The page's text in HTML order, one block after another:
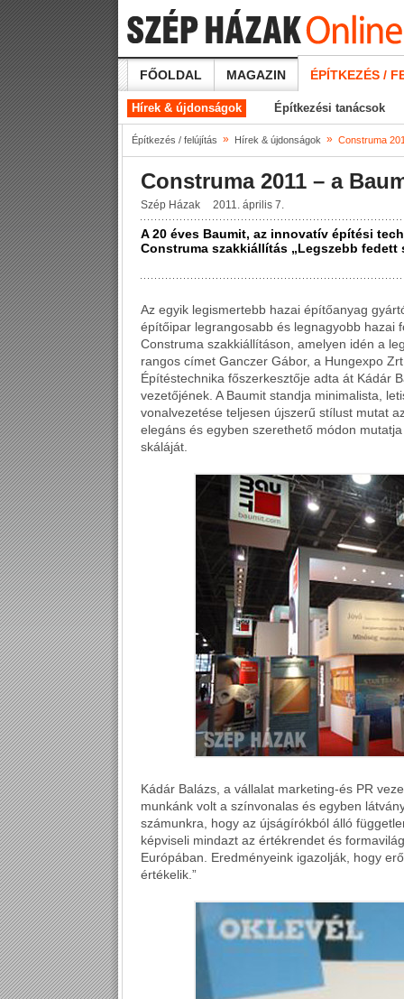
FŐOLDAL MAGAZIN ÉPÍTKEZÉS /
Hírek & újdonságok Építkezési tanácsok
Építkezés / felújítás » Hírek & újdonságok » Construma
Construma 2011 – a
Szép Házak 2011. április 7.
A 20 éves Baumit, az innovatív építési
Construma szakkiállítás „Legszebb fedett
Az egyik legismertebb hazai építőanyag
építőipar legrangosabb és legnagyobb hazai
Construma szakkiállításon, amelyen idén a
rangos címet Ganczer Gábor, a Hungexpo
Építéstechnika főszerkesztője adta át Kádár
vezetőjének. A Baumit standja minimalista,
vonalvezetése teljesen újszerű stílust mutat
elegáns és egyben szerethető módon
skáláját.
Kádár Balázs, a vállalat marketing-és PR
munkánk volt a színvonalas és egyben
számunkra, hogy az újságírókból álló
képviseli mindazt az értékrendet és
Európában. Eredményeink igazolják, hogy
értékelik.”